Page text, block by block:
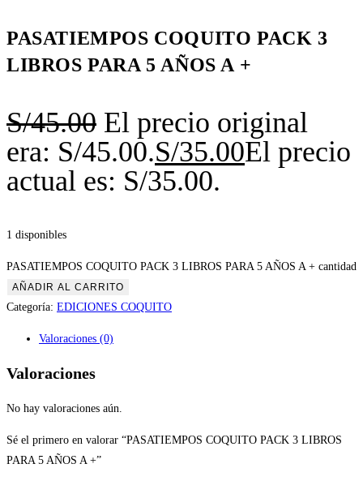
PASATIEMPOS COQUITO PACK 3
LIBROS PARA 5 AÑOS A +
S/45.00 El precio original
era: S/45.00.S/35.00El precio
actual es: S/35.00.
1 disponibles
PASATIEMPOS COQUITO PACK 3 LIBROS PARA 5 AÑOS A + cantidad
AÑADIR AL CARRITO
Categoría: EDICIONES COQUITO
Valoraciones (0)
Valoraciones
No hay valoraciones aún.
Sé el primero en valorar “PASATIEMPOS COQUITO PACK 3 LIBROS
PARA 5 AÑOS A +”